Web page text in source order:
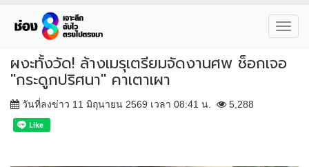
ผงะทั้งวัด! ล้างเมรุเตรียมจัดงานศพ ช็อกเจอ
"กระดูกปริศนา" คาเตาเผา
วันที่ลงข่าว 11 มิถุนายน 2569 เวลา 08:41 น. 5,288